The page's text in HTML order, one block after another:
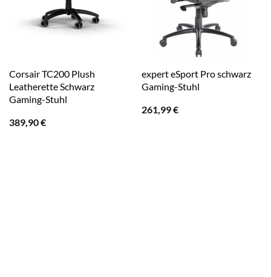
Corsair TC200 Plush
Leatherette Schwarz
Gaming-Stuhl
389,90€
expert eSport Pro schwarz
Gaming-Stuhl
261,99€